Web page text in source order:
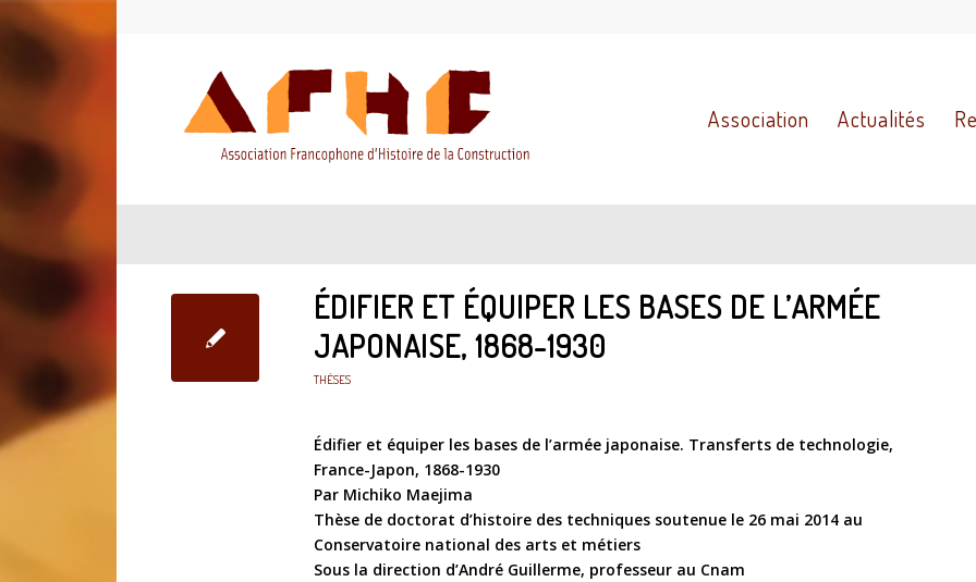
Association Actualités
ÉDIFIER ET ÉQUIPER LES BASES DE L’ARMÉE
JAPONAISE, 1868-1930
THÈSES
Édifier et équiper les bases de l’armée japonaise. Transferts de technologie,
France-Japon, 1868-1930
Par Michiko Maejima
Thèse de doctorat d’histoire des techniques soutenue le 26 mai 2014 au
Conservatoire national des arts et métiers
Sous la direction d’André Guillerme, professeur au Cnam